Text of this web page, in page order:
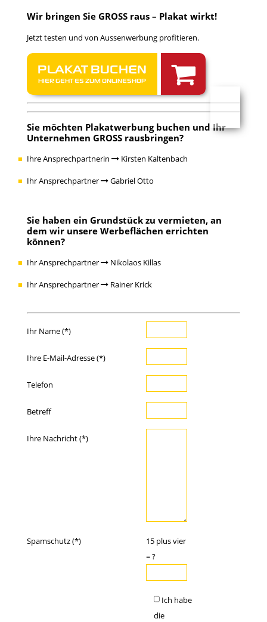
Wir bringen Sie GROSS raus – Plakat wirkt!
Jetzt testen und von Aussenwerbung profitieren.
PLAKAT BUCHEN
HIER GEHT ES ZUM ONLINESHOP
Sie möchten Plakatwerbung buchen und Ihr
Unternehmen GROSS rausbringen?
Ihre Ansprechpartnerin Kirsten Kaltenbach
Ihr Ansprechpartner Gabriel Otto
Sie haben ein Grundstück zu vermieten, an
dem wir unsere Werbeflächen errichten
können?
Ihr Ansprechpartner Nikolaos Killas
Ihr Ansprechpartner Rainer Krick
Ihr Name (*)
Ihre E-Mail-Adresse (*)
Telefon
Betreff
Ihre Nachricht (*)
Spamschutz (*)
15 plus vier
= ?
Ich habe
die